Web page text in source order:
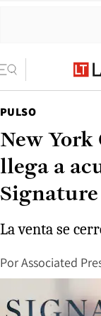
PULSO
New
llega a
La venta se
PorAssociated